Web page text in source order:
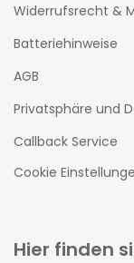
Widerrufsrecht &
Batteriehinweise
AGB
Privatsphäre und
Callback Service
Cookie
Hier finden